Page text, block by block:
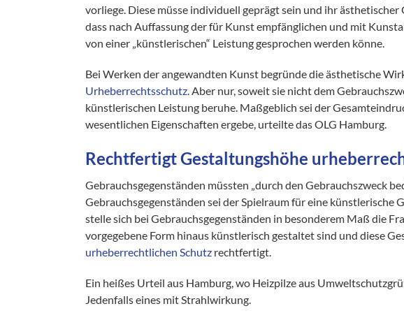
vorliege. Diese müsse individuell geprägt sein und ihr
dass nach Auffassung der für Kunst empfänglichen und mit
von einer „künstlerischen“ Leistung gesprochen werden könne.
Bei Werken der angewandten Kunst begründe die ästhetische
Urheberrechtsschutz. Aber nur, soweit sie nicht dem
künstlerischen Leistung beruhe. Maßgeblich sei der
wesentlichen Eigenschaften ergebe, urteilte das OLG Hamburg.
Rechtfertigt Gestaltungshöhe
Gebrauchsgegenständen müssten „durch den Gebrauchszweck
Gebrauchsgegenständen sei der Spielraum für eine künstlerische
stelle sich bei Gebrauchsgegenständen in besonderem Maß die
vorgegebene Form hinaus künstlerisch gestaltet sind und diese
urheberrechtlichen Schutz rechtfertigt.
Ein heißes Urteil aus Hamburg, wo Heizpilze aus
Jedenfalls eines mit Strahlwirkung.